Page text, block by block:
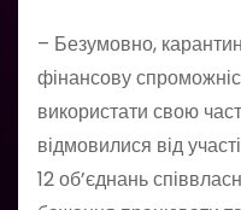
– Безумовно,
фінансову
використати свою
відмовилися від
12 об’єднань